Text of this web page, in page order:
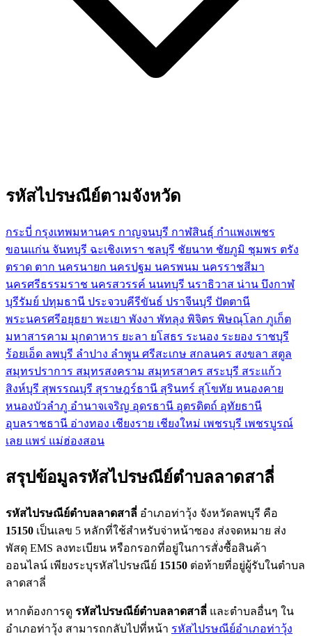
รหัสไปรษณีย์ตามจังหวัด
กระบี่ กรุงเทพมหานคร กาญจนบุรี กาฬสินธุ์ กำแพงเพชร
ขอนแก่น จันทบุรี ฉะเชิงเทรา ชลบุรี ชัยนาท ชัยภูมิ ชุมพร ตรัง
ตราด ตาก นครนายก นครปฐม นครพนม นครราชสีมา
นครศรีธรรมราช นครสวรรค์ นนทบุรี นราธิวาส น่าน บึงกาฬ
บุรีรัมย์ ปทุมธานี ประจวบคีรีขันธ์ ปราจีนบุรี ปัตตานี
พระนครศรีอยุธยา พะเยา พังงา พัทลุง พิจิตร พิษณุโลก ภูเก็ต
มหาสารคาม มุกดาหาร ยะลา ยโสธร ระนอง ระยอง ราชบุรี
ร้อยเอ็ด ลพบุรี ลำปาง ลำพูน ศรีสะเกษ สกลนคร สงขลา สตูล
สมุทรปราการ สมุทรสงคราม สมุทรสาคร สระบุรี สระแก้ว
สิงห์บุรี สุพรรณบุรี สุราษฎร์ธานี สุรินทร์ สุโขทัย หนองคาย
หนองบัวลำภู อำนาจเจริญ อุดรธานี อุตรดิตถ์ อุทัยธานี
อุบลราชธานี อ่างทอง เชียงราย เชียงใหม่ เพชรบุรี เพชรบูรณ์
เลย แพร่ แม่ฮ่องสอน
สรุปข้อมูลรหัสไปรษณีย์ตำบลลาดสาลี่
รหัสไปรษณีย์ตำบลลาดสาลี่ อำเภอท่าวุ้ง จังหวัดลพบุรี คือ
15150 เป็นเลข 5 หลักที่ใช้สำหรับจ่าหน้าซอง ส่งจดหมาย ส่ง
พัสดุ EMS ลงทะเบียน หรือกรอกที่อยู่ในการสั่งซื้อสินค้า
ออนไลน์ เพียงระบุรหัสไปรษณีย์ 15150 ต่อท้ายที่อยู่ผู้รับในตำบล
ลาดสาลี่
หากต้องการดู รหัสไปรษณีย์ตำบลลาดสาลี่ และตำบลอื่นๆ ใน
อำเภอท่าวุ้ง สามารถกลับไปที่หน้า รหัสไปรษณีย์อำเภอท่าวุ้ง